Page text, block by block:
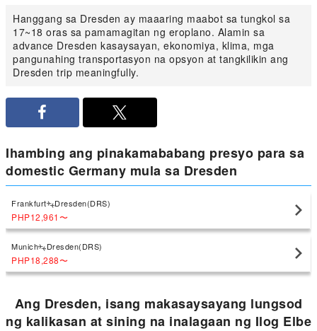
Hanggang sa Dresden ay maaaring maabot sa tungkol sa
17~18 oras sa pamamagitan ng eroplano. Alamin sa
advance Dresden kasaysayan, ekonomiya, klima, mga
pangunahing transportasyon na opsyon at tangkilikin ang
Dresden trip meaningfully.
Ihambing ang pinakamababang presyo para sa
domestic Germany mula sa Dresden
Frankfurt Dresden(DRS)
PHP12,961〜
Munich Dresden(DRS)
PHP18,288〜
Ang Dresden, isang makasaysayang lungsod
ng kalikasan at sining na inalagaan ng Ilog Elbe